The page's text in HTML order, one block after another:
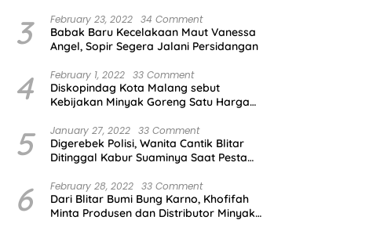
3 February 23, 2022 34 Comment
Babak Baru Kecelakaan Maut Vanessa
Angel, Sopir Segera Jalani Persidangan
4 February 1, 2022 33 Comment
Diskopindag Kota Malang sebut
Kebijakan Minyak Goreng Satu Harga
5 January 27, 2022 33 Comment
Digerebek Polisi, Wanita Cantik Blitar
Ditinggal Kabur Suaminya Saat Pesta
6 February 28, 2022 33 Comment
Dari Blitar Bumi Bung Karno, Khofifah
Minta Produsen dan Distributor Minyak